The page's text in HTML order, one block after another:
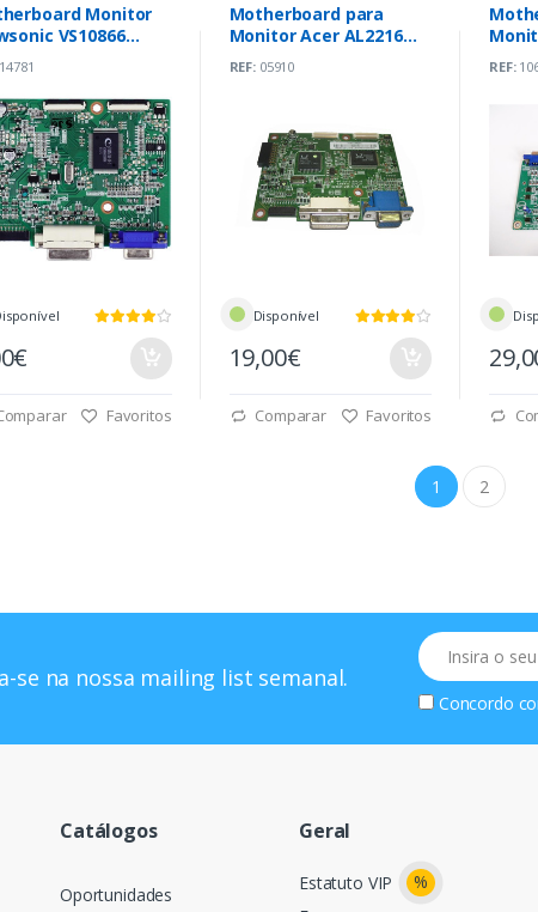
Monitor
VS10866
Favoritos
Motherboard para
Monitor Acer AL2216W
REF:05910
Disponível
19,00€
Comparar Favoritos
004i9
REF:
1 2
se na nossa mailing list semanal.
Email
Concordo
Catálogos
Oportunidades
Geral
Estatuto VIP
%